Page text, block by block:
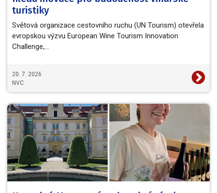
turistiky
Světová organizace cestovního ruchu (UN Tourism) otevřela
evropskou výzvu European Wine Tourism Innovation
Challenge,…
20. 7. 2026
NVC